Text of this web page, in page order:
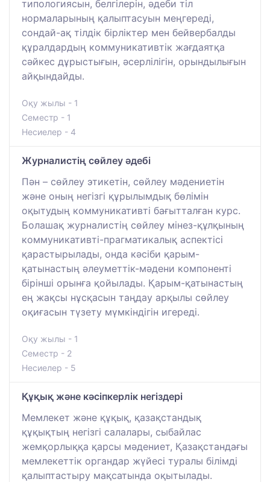
типологиясын, белгілерін, әдеби тіл
нормаларының қалыптасуын меңгереді,
сондай-ақ тілдік бірліктер мен бейвербалды
құралдардың коммуникативтік жағдаятқа
сәйкес дұрыстығын, әсерлілігін, орындылығын
айқындайды.
Оқу жылы - 1
Семестр - 1
Несиелер - 4
Журналистің сөйлеу әдебі
Пән – сөйлеу этикетін, сөйлеу мәдениетін
және оның негізгі құрылымдық бөлімін
оқытудың коммуникативті бағытталған курс.
Болашақ журналистің сөйлеу мінез-құлқының
коммуникативті-прагматикалық аспектісі
қарастырылады, онда кәсіби қарым-
қатынастың әлеуметтік-мәдени компоненті
бірінші орынға қойылады. Қарым-қатынастың
ең жақсы нұсқасын таңдау арқылы сөйлеу
оқиғасын түзету мүмкіндігін игереді.
Оқу жылы - 1
Семестр - 2
Несиелер - 5
Құқық және кәсіпкерлік негіздері
Мемлекет және құқық, қазақстандық
құқықтың негізгі салалары, сыбайлас
жемқорлыққа қарсы мәдениет, Қазақстандағы
мемлекеттік органдар жүйесі туралы білімді
қалыптастыру мақсатында оқытылады.